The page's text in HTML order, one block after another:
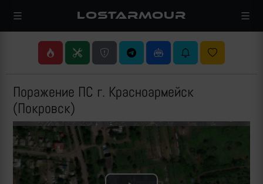
LOSTARMOUR
Поражение ПС г. Красноармейск
(Покровск)